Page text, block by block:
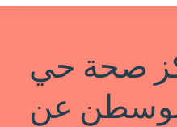
صحة حي
عن